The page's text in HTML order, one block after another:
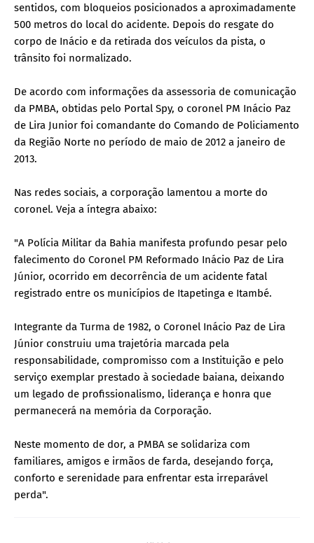
sentidos, com bloqueios posicionados a aproximadamente
500 metros do local do acidente. Depois do resgate do
corpo de Inácio e da retirada dos veículos da pista, o
trânsito foi normalizado.
De acordo com informações da assessoria de comunicação
da PMBA, obtidas pelo Portal Spy, o coronel PM Inácio Paz
de Lira Junior foi comandante do Comando de Policiamento
da Região Norte no período de maio de 2012 a janeiro de
2013.
Nas redes sociais, a corporação lamentou a morte do
coronel. Veja a íntegra abaixo:
"A Polícia Militar da Bahia manifesta profundo pesar pelo
falecimento do Coronel PM Reformado Inácio Paz de Lira
Júnior, ocorrido em decorrência de um acidente fatal
registrado entre os municípios de Itapetinga e Itambé.
Integrante da Turma de 1982, o Coronel Inácio Paz de Lira
Júnior construiu uma trajetória marcada pela
responsabilidade, compromisso com a Instituição e pelo
serviço exemplar prestado à sociedade baiana, deixando
um legado de profissionalismo, liderança e honra que
permanecerá na memória da Corporação.
Neste momento de dor, a PMBA se solidariza com
familiares, amigos e irmãos de farda, desejando força,
conforto e serenidade para enfrentar esta irreparável
perda".